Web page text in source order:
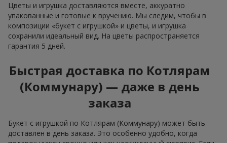
Цветы и игрушка доставляются вместе, аккуратно
упакованные и готовые к вручению. Мы следим, чтобы в
композиции «букет с игрушкой» и цветы, и игрушка
сохранили идеальный вид. На цветы распространяется
гарантия 5 дней.
Быстрая доставка по Котлярам
(Коммунару) — даже в день
заказа
Букет с игрушкой по Котлярам (Коммунару) может быть
доставлен в день заказа. Это особенно удобно, когда